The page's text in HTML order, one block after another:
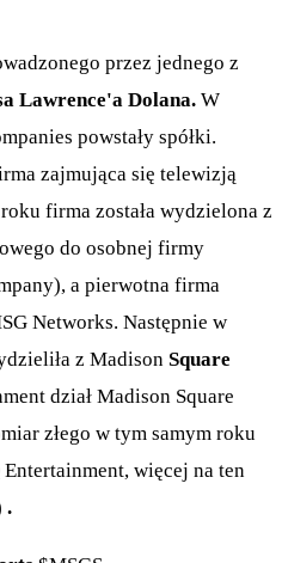
przez jednego z
Lawrence'a Dolana. W
powstały spółki.
zajmująca się telewizją
firma została wydzielona z
do osobnej firmy
a pierwotna firma
Networks. Następnie w
z Madison Square
dział Madison Square
złego w tym samym roku
więcej na ten
.